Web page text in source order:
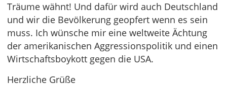
Träume wähnt! Und dafür wird auch Deutschland
und wir die Bevölkerung geopfert wenn es sein
muss. Ich wünsche mir eine weltweite Ächtung
der amerikanischen Aggressionspolitik und einen
Wirtschaftsboykott gegen die USA.
Herzliche Grüße